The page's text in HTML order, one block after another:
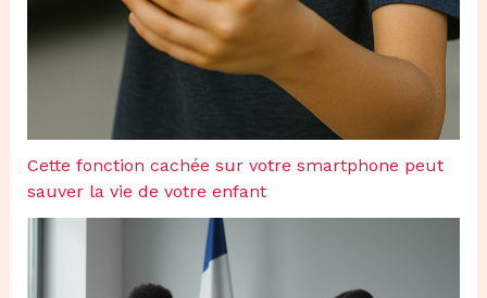
Cette fonction cachée sur votre smartphone peut
sauver la vie de votre enfant